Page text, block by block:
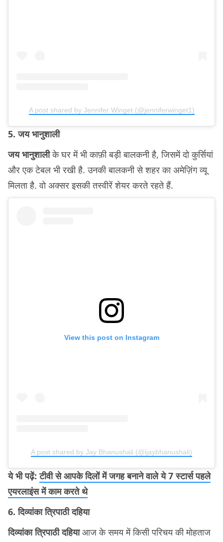
A post shared by Jennifer Winget (@jenniferwinget1)
5. जय भानुशाली
जय भानुशालीके घर में भी काफ़ी बड़ी बालकनी है, जिसमें दो कुर्सियां
और एक टेबल भी रखी है. उनकी बालकनी से शहर का अमेज़िंग व्यू
मिलता है. वो अक्सर इसकी तस्वीरें शेयर करते रहते हैं.
View this post on Instagram
A post shared by Jay Bhanushali (@ijaybhanushali)
ये भी पढ़ें:टीवी से आपके दिलों में जगह बनाने वाले ये 7 स्टार्स पहले
एयरलाइंस में काम करते थे
6. दिव्यांका त्रिपाठी दहिया
दिव्यांका त्रिपाठी दहियाआज के समय में किसी परिचय की मोहताज